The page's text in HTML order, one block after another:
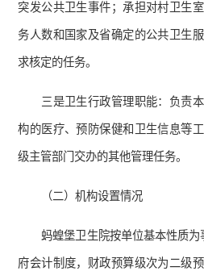
突发公共卫生事件；承担对村卫生
务人数和国家及省确定的公共卫生
求核定的任务。
三是卫生行政管理职能：负责
构的医疗、预防保健和卫生信息等
级主管部门交办的其他管理任务。
（二）机构设置情况
蚂蝗堡卫生院按单位基本性质
府会计制度，财政预算级次为二级